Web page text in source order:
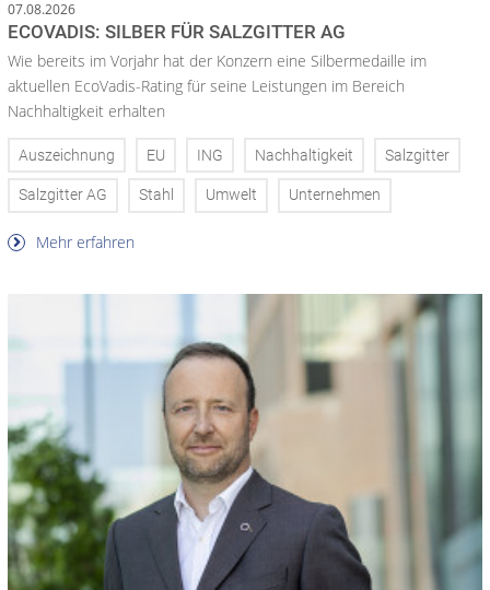
07.08.2026
ECOVADIS: SILBER FÜR SALZGITTER AG
Wie bereits im Vorjahr hat der Konzern eine Silbermedaille im
aktuellen EcoVadis-Rating für seine Leistungen im Bereich
Nachhaltigkeit erhalten
Auszeichnung EU ING Nachhaltigkeit Salzgitter
Salzgitter AG Stahl Umwelt Unternehmen
Mehr erfahren